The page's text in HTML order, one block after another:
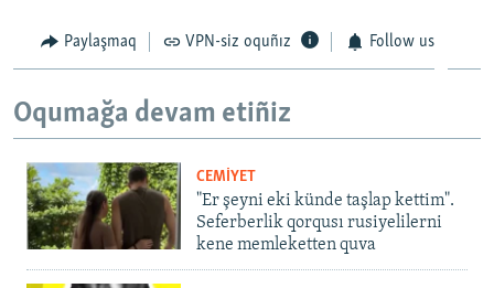
Paylaşmaq VPN-siz oquñız Follow us
Oqumağa devam etiñiz
CEMİYET
"Er şeyni eki künde taşlap kettim".
Seferberlik qorqusı rusiyelilerni
kene memleketten quva